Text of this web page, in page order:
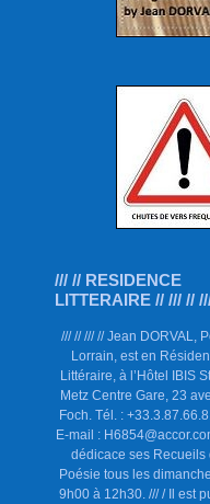
/// // RESIDENCE
LITTERAIRE // /// //
/// // /// // Jean DORVAL,
Lorrain, est en
Littéraire, à l’Hôtel IBIS
Metz Centre Gare, 23
Foch. Tél. :
E-mail :
dédicace ses Recueils
Poésie tous les
9h00 à 12h30. /// / Il est